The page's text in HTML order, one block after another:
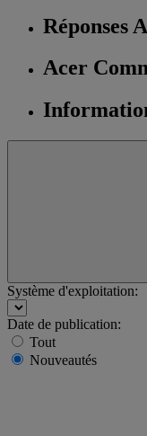
Réponses
Acer
Système d'exploitation:
Date de publication:
Tout
Nouveautés